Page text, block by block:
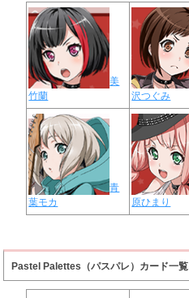
美
竹蘭
沢つぐみ
青
葉モカ
原ひまり
Pastel Palettes（パスパレ）カード一覧